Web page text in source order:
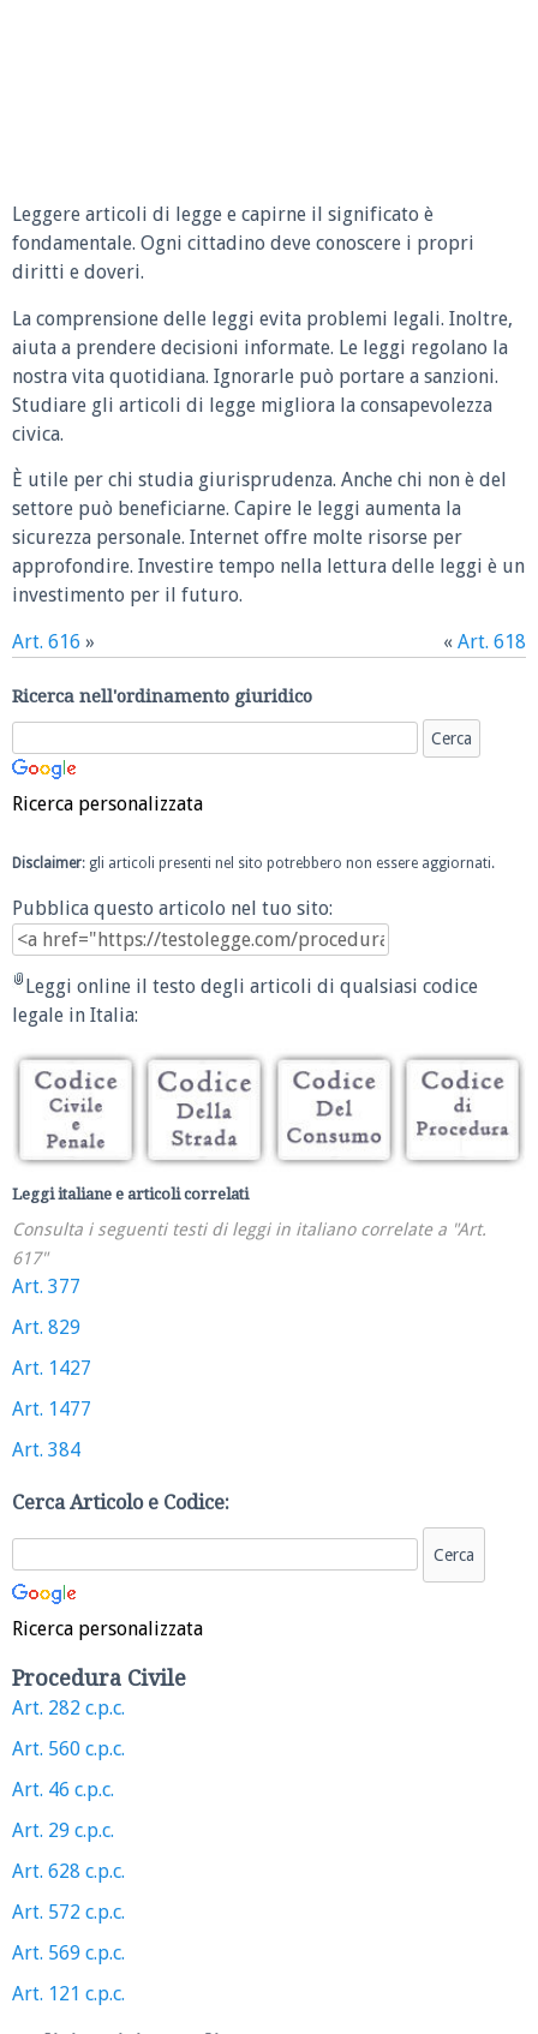
Leggere articoli di legge e capirne il significato è
fondamentale. Ogni cittadino deve conoscere i propri
diritti e doveri.
La comprensione delle leggi evita problemi legali. Inoltre,
aiuta a prendere decisioni informate. Le leggi regolano la
nostra vita quotidiana. Ignorarle può portare a sanzioni.
Studiare gli articoli di legge migliora la consapevolezza
civica.
È utile per chi studia giurisprudenza. Anche chi non è del
settore può beneficiarne. Capire le leggi aumenta la
sicurezza personale. Internet offre molte risorse per
approfondire. Investire tempo nella lettura delle leggi è un
investimento per il futuro.
Art. 616 » « Art. 618
Ricerca nell'ordinamento giuridico
Ricerca personalizzata
Disclaimer: gli articoli presenti nel sito potrebbero non essere aggiornati.
Pubblica questo articolo nel tuo sito:
Leggi online il testo degli articoli di qualsiasi codice
legale in Italia:
Leggi italiane e articoli correlati
Consulta i seguenti testi di leggi in italiano correlate a "Art.
617"
Art. 377
Art. 829
Art. 1427
Art. 1477
Art. 384
Cerca Articolo e Codice:
Ricerca personalizzata
Procedura Civile
Art. 282 c.p.c.
Art. 560 c.p.c.
Art. 46 c.p.c.
Art. 29 c.p.c.
Art. 628 c.p.c.
Art. 572 c.p.c.
Art. 569 c.p.c.
Art. 121 c.p.c.